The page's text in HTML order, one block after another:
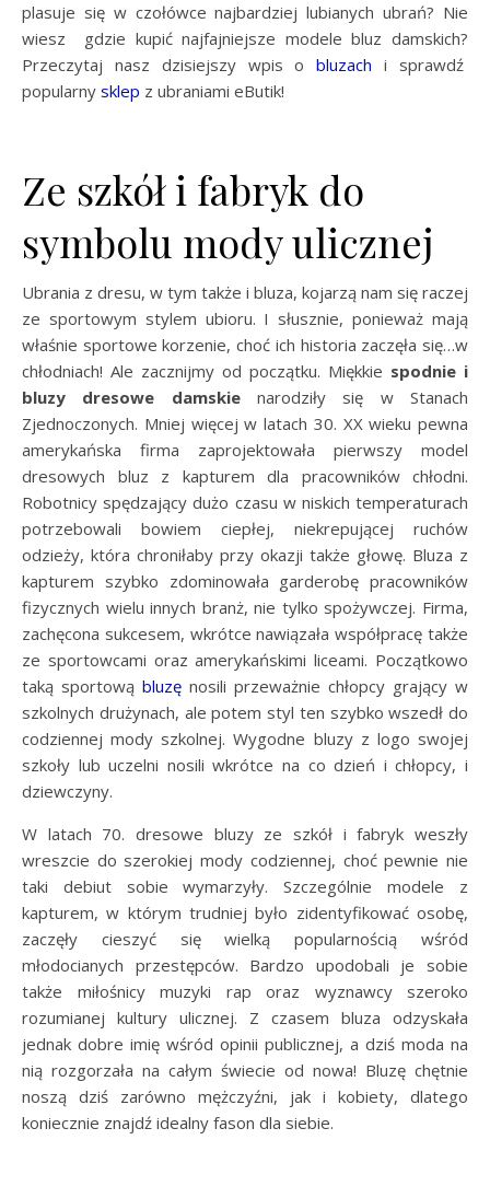
plasuje się w czołówce najbardziej lubianych ubrań? Nie
wiesz gdzie kupić najfajniejsze modele bluz damskich?
Przeczytaj nasz dzisiejszy wpis obluzach i sprawdź
popularny sklep z ubraniami eButik!
Ze szkół i fabryk do
symbolu mody ulicznej
Ubrania z dresu, w tym także i bluza, kojarzą nam się raczej
ze sportowym stylem ubioru. I słusznie, ponieważ mają
właśnie sportowe korzenie, choć ich historia zaczęła się…w
chłodniach! Ale zacznijmy od początku. Miękkie spodnie i
bluzy dresowe damskienarodziły się w Stanach
Zjednoczonych. Mniej więcej w latach 30. XX wieku pewna
amerykańska firma zaprojektowała pierwszy model
dresowych bluz z kapturem dla pracowników chłodni.
Robotnicy spędzający dużo czasu w niskich temperaturach
potrzebowali bowiem ciepłej, niekrepującej ruchów
odzieży, która chroniłaby przy okazji także głowę. Bluza z
kapturem szybko zdominowała garderobę pracowników
fizycznych wielu innych branż, nie tylko spożywczej. Firma,
zachęcona sukcesem, wkrótce nawiązała współpracę także
ze sportowcami oraz amerykańskimi liceami. Początkowo
taką sportową bluzę nosili przeważnie chłopcy grający w
szkolnych drużynach, ale potem styl ten szybko wszedł do
codziennej mody szkolnej. Wygodne bluzy z logo swojej
szkoły lub uczelni nosili wkrótce na co dzień i chłopcy, i
dziewczyny.
W latach 70. dresowe bluzy ze szkół i fabryk weszły
wreszcie do szerokiej mody codziennej, choć pewnie nie
taki debiut sobie wymarzyły. Szczególnie modele z
kapturem, w którym trudniej było zidentyfikować osobę,
zaczęły cieszyć się wielką popularnością wśród
młodocianych przestępców. Bardzo upodobali je sobie
także miłośnicy muzyki rap oraz wyznawcy szeroko
rozumianej kultury ulicznej. Z czasem bluza odzyskała
jednak dobre imię wśród opinii publicznej, a dziś moda na
nią rozgorzała na całym świecie od nowa! Bluzę chętnie
noszą dziś zarówno mężczyźni, jak i kobiety, dlatego
koniecznie znajdź idealny fason dla siebie.